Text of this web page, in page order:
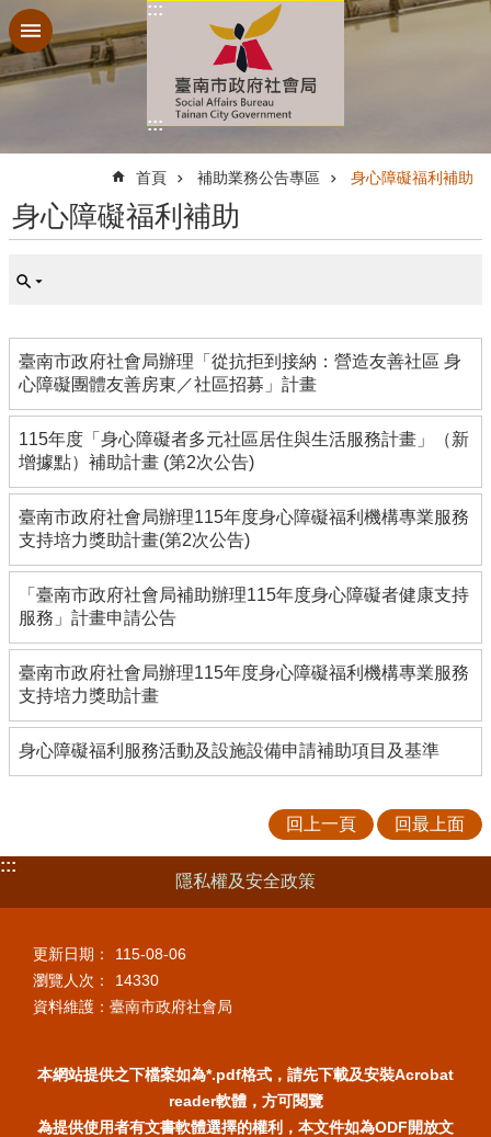
跳到主要內容區塊
:::
:::
首頁 補助業務公告專區 身心障礙福利補助
身心障礙福利補助
臺南市政府社會局辦理「從抗拒到接納：營造友善社區 身
心障礙團體友善房東／社區招募」計畫
115年度「身心障礙者多元社區居住與生活服務計畫」（新
增據點）補助計畫 (第2次公告)
臺南市政府社會局辦理115年度身心障礙福利機構專業服務
支持培力獎助計畫(第2次公告)
「臺南市政府社會局補助辦理115年度身心障礙者健康支持
服務」計畫申請公告
臺南市政府社會局辦理115年度身心障礙福利機構專業服務
支持培力獎助計畫
身心障礙福利服務活動及設施設備申請補助項目及基準
回上一頁 回最上面
:::
隱私權及安全政策
更新日期：
115-08-06
瀏覽人次：
14330
資料維護：臺南市政府社會局
本網站提供之下檔案如為*.pdf格式，請先下載及安裝Acrobat
reader軟體，方可閱覽
為提供使用者有文書軟體選擇的權利，本文件如為ODF開放文